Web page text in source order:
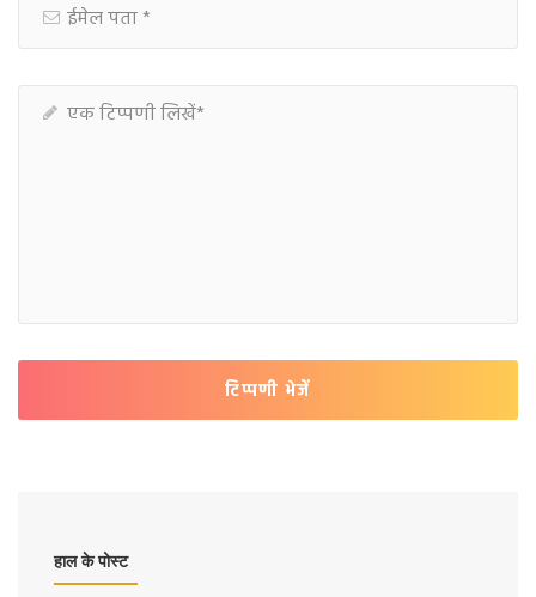
टिप्पणी भेजें
हाल के पोस्ट